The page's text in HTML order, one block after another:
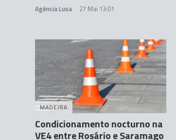
Agência Lusa 27 Mai 13:01
MADEIRA
Condicionamento nocturno na
VE4 entre Rosário e Saramago